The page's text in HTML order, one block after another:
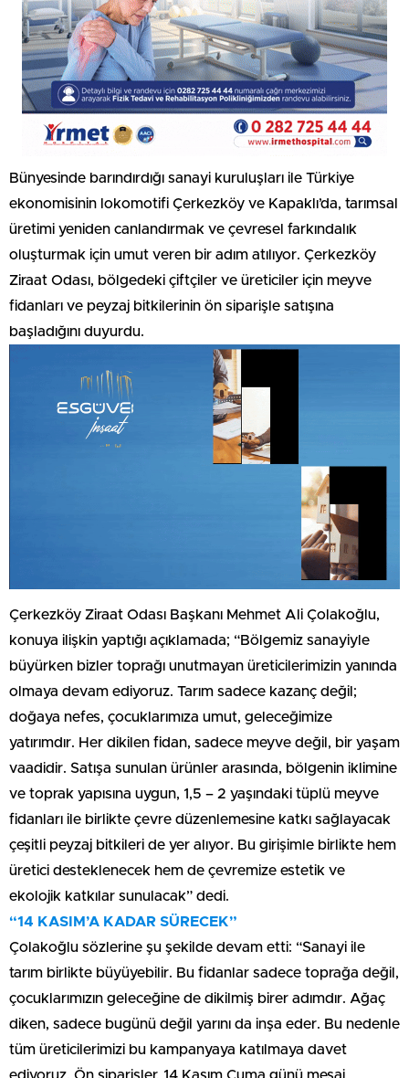
Bünyesinde barındırdığı sanayi kuruluşları ile Türkiye
ekonomisinin lokomotifi Çerkezköy ve Kapaklı’da, tarımsal
üretimi yeniden canlandırmak ve çevresel farkındalık
oluşturmak için umut veren bir adım atılıyor. Çerkezköy
Ziraat Odası, bölgedeki çiftçiler ve üreticiler için meyve
fidanları ve peyzaj bitkilerinin ön siparişle satışına
başladığını duyurdu.
Çerkezköy Ziraat Odası Başkanı Mehmet Ali Çolakoğlu,
konuya ilişkin yaptığı açıklamada; “Bölgemiz sanayiyle
büyürken bizler toprağı unutmayan üreticilerimizin yanında
olmaya devam ediyoruz. Tarım sadece kazanç değil;
doğaya nefes, çocuklarımıza umut, geleceğimize
yatırımdır. Her dikilen fidan, sadece meyve değil, bir yaşam
vaadidir. Satışa sunulan ürünler arasında, bölgenin iklimine
ve toprak yapısına uygun, 1,5 – 2 yaşındaki tüplü meyve
fidanları ile birlikte çevre düzenlemesine katkı sağlayacak
çeşitli peyzaj bitkileri de yer alıyor. Bu girişimle birlikte hem
üretici desteklenecek hem de çevremize estetik ve
ekolojik katkılar sunulacak” dedi.
“14 KASIM’A KADAR SÜRECEK”
Çolakoğlu sözlerine şu şekilde devam etti: “Sanayi ile
tarım birlikte büyüyebilir. Bu fidanlar sadece toprağa değil,
çocuklarımızın geleceğine de dikilmiş birer adımdır. Ağaç
diken, sadece bugünü değil yarını da inşa eder. Bu nedenle
tüm üreticilerimizi bu kampanyaya katılmaya davet
ediyoruz. Ön siparişler, 14 Kasım Cuma günü mesai